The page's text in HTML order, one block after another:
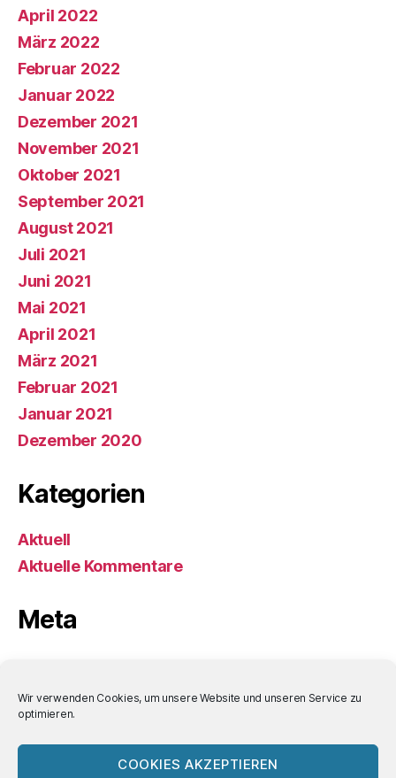
Wir verwenden Cookies, um unsere Website und unseren Service zu
optimieren.
COOKIES AKZEPTIEREN
April 2022
März 2022
Februar 2022
Januar 2022
Dezember 2021
November 2021
Oktober 2021
September 2021
August 2021
Juli 2021
Juni 2021
Mai 2021
April 2021
März 2021
Februar 2021
Januar 2021
Dezember 2020
Kategorien
Aktuell
Aktuelle Kommentare
Meta
Eintrags-Feed
Kommentar-Feed
WordPress.org